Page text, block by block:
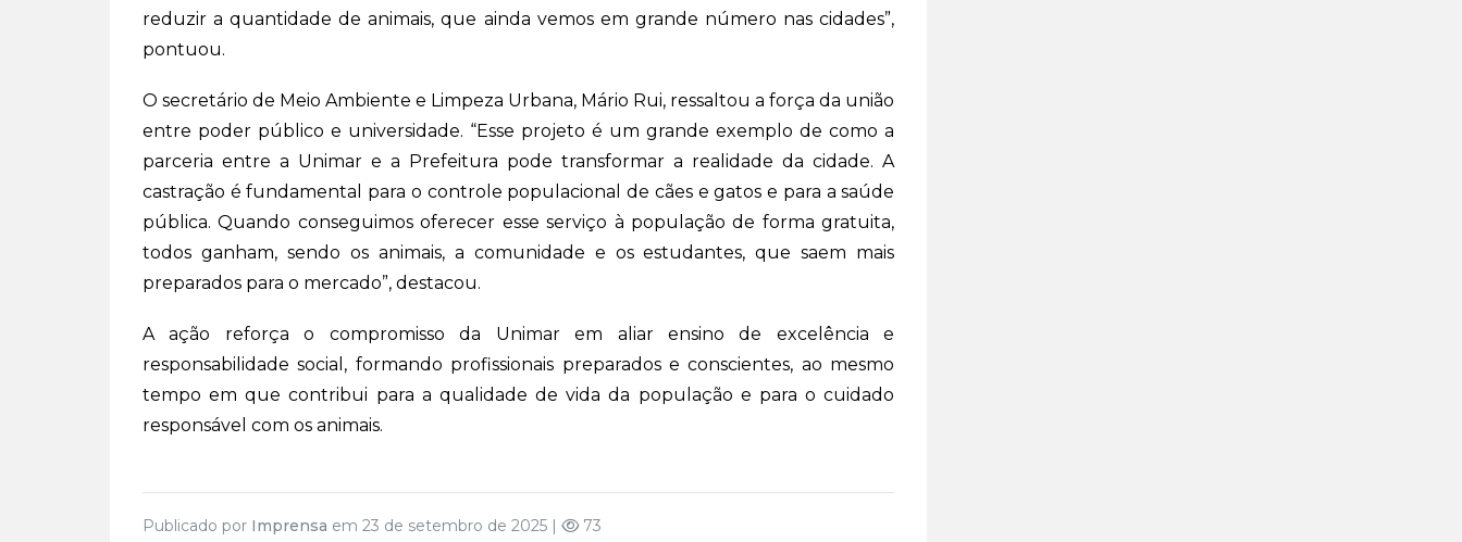
reduzir a quantidade de animais, que ainda vemos em grande número nas cidades”,
pontuou.
O secretário de Meio Ambiente e Limpeza Urbana, Mário Rui, ressaltou a força da união
entre poder público e universidade. “Esse projeto é um grande exemplo de como a
parceria entre a Unimar e a Prefeitura pode transformar a realidade da cidade. A
castração é fundamental para o controle populacional de cães e gatos e para a saúde
pública. Quando conseguimos oferecer esse serviço à população de forma gratuita,
todos ganham, sendo os animais, a comunidade e os estudantes, que saem mais
preparados para o mercado”, destacou.
A ação reforça o compromisso da Unimar em aliar ensino de excelência e
responsabilidade social, formando profissionais preparados e conscientes, ao mesmo
tempo em que contribui para a qualidade de vida da população e para o cuidado
responsável com os animais.
Publicado por Imprensa em 23 de setembro de 2025 | 73